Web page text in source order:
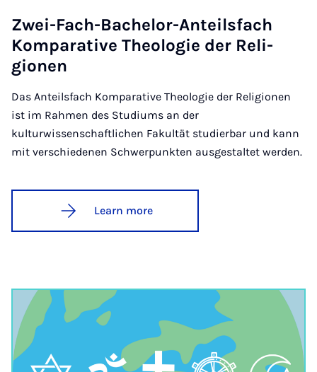
Zwei-Fach-Bach­el­or-Anteils­fach
Kom­par­at­ive Theo­lo­gie der Re­li­
gion­en
Das Anteilsfach Komparative Theologie der Religionen
ist im Rahmen des Studiums an der
kulturwissenschaftlichen Fakultät studierbar und kann
mit verschiedenen Schwerpunkten ausgestaltet werden.
Learn more